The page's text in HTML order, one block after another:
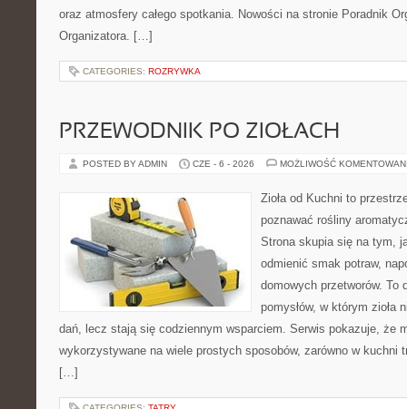
oraz atmosfery całego spotkania. Nowości na stronie Poradnik
Organizatora. […]
CATEGORIES: ROZRYWKA
PRZEWODNIK PO ZIOŁACH
POSTED BY ADMIN CZE - 6 - 2026 MOŻLIWOŚĆ
Zioła od Kuchni to
poznawać rośliny
Strona skupia się na tym,
odmienić smak potraw,
domowych przetworów. To
pomysłów, w którym zioła
dań, lecz stają się codziennym wsparciem. Serwis pokazuje, że
wykorzystywane na wiele prostych sposobów, zarówno w kuchni
[…]